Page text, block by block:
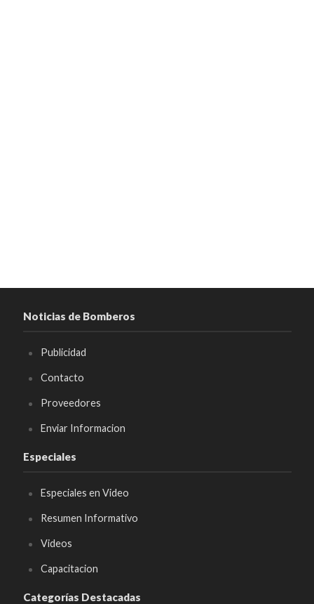
Noticias de Bomberos
Publicidad
Contacto
Proveedores
Enviar Informacion
Especiales
Especiales en Video
Resumen Informativo
Videos
Capacitacion
Categorías Destacadas